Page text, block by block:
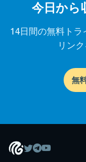
今日から
14日間の無料ト
リン
無